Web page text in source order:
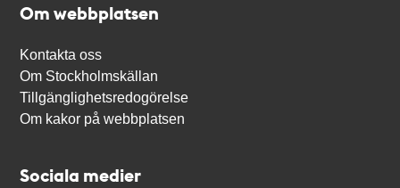
Om webbplatsen
Kontakta oss
Om Stockholmskällan
Tillgänglighetsredogörelse
Om kakor på webbplatsen
Sociala medier